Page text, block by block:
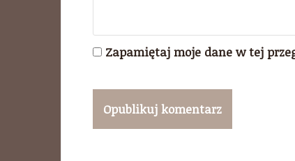
Zapamiętaj moje dane w tej